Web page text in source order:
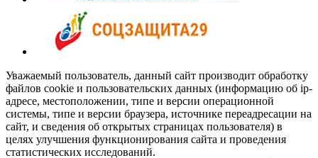
Уважаемый пользователь, данный сайт производит обработку
файлов cookie и пользовательских данных (информацию об ip-
адресе, местоположении, типе и версии операционной
системы, типе и версии браузера, источнике переадресации на
сайт, и сведения об открытых страницах пользователя) в
целях улучшения функционирования сайта и проведения
статистических исследований.